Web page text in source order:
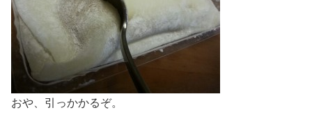
おや、引っかかるぞ。